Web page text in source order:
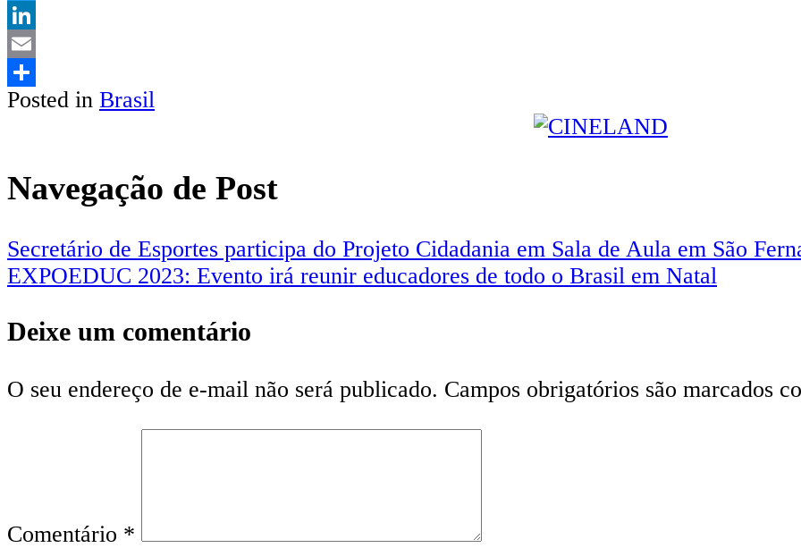
Twitter
LinkedIn
Email
Share
Posted in Brasil
Navegação de Post
Secretário de Esportes participa do Projeto Cidadania em Sala de Aula em São
EXPOEDUC 2023: Evento irá reunir educadores de todo o Brasil em Natal
Deixe um comentário
O seu endereço de e-mail não será publicado. Campos obrigatórios são marcados
Comentário *